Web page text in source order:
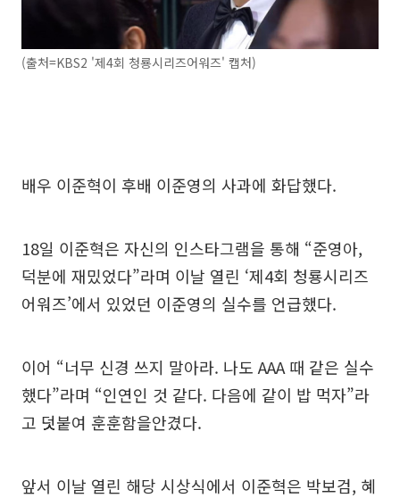
(출처=KBS2 '제4회 청룡시리즈어워즈' 캡처)
배우 이준혁이 후배 이준영의 사과에 화답했다.
18일 이준혁은 자신의 인스타그램을 통해 “준영아,
덕분에 재밌었다”라며 이날 열린 ‘제4회 청룡시리즈
어워즈’에서 있었던 이준영의 실수를 언급했다.
이어 “너무 신경 쓰지 말아라. 나도 AAA 때 같은 실수
했다”라며 “인연인 것 같다. 다음에 같이 밥 먹자”라
고 덧붙여 훈훈함을안겼다.
앞서 이날 열린 해당 시상식에서 이준혁은 박보검, 혜